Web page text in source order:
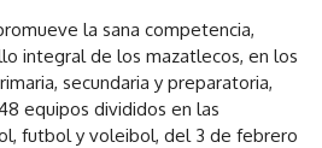
la sana competencia,
integral de los mazatlecos, en los
secundaria y preparatoria,
equipos divididos en las
futbol y voleibol, del 3 de febrero